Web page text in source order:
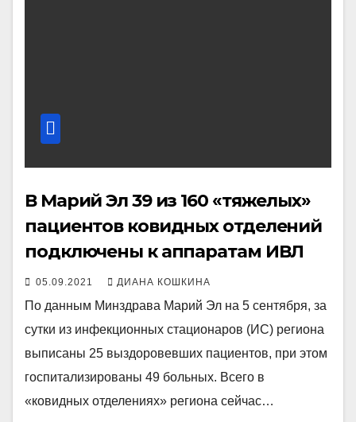
В Марий Эл 39 из 160 «тяжелых»
пациентов ковидных отделений
подключены к аппаратам ИВЛ
05.09.2021 ДИАНА КОШКИНА
По данным Минздрава Марий Эл на 5 сентября, за
сутки из инфекционных стационаров (ИС) региона
выписаны 25 выздоровевших пациентов, при этом
госпитализированы 49 больных. Всего в
«ковидных отделениях» региона сейчас…